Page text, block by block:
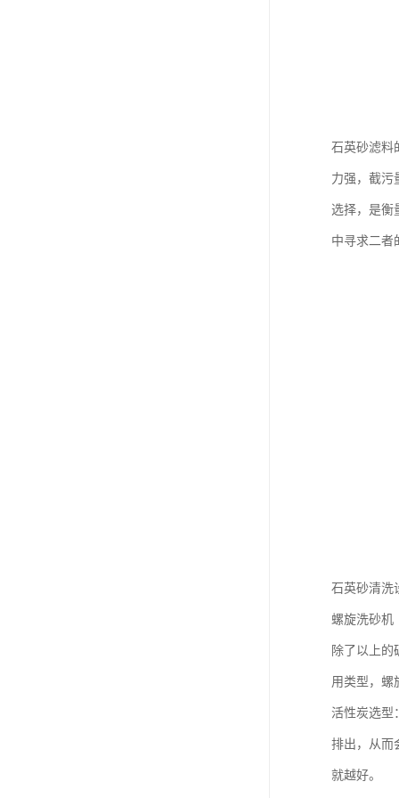
石英砂滤料
力强，截污
选择，是衡
中寻求二者
石英砂清洗
螺旋洗砂机
除了以上的
用类型，螺
活性炭选型
排出，从而
就越好。